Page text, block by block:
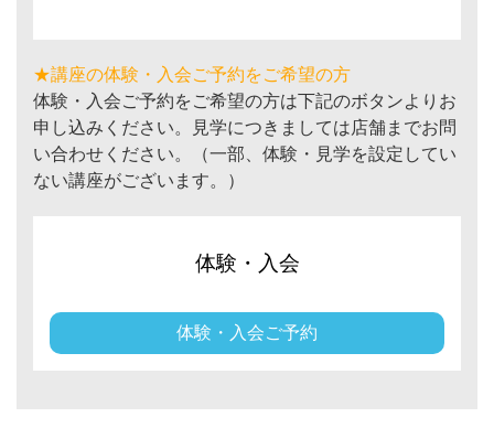
★講座の体験・入会ご予約をご希望の方
体験・入会ご予約をご希望の方は下記のボタンよりお
申し込みください。見学につきましては店舗までお問
い合わせください。（一部、体験・見学を設定してい
ない講座がございます。）
体験・入会
体験・入会ご予約